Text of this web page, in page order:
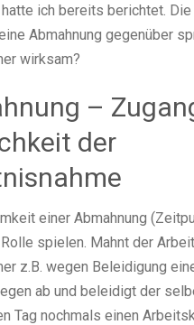
hatte ich bereits berichtet. Die
Abmahnung gegenüber
wirksam?
–
der
einer Abmahnung
spielen. Mahnt der
z.B. wegen Beleidigung
ab und beleidigt der
Tag nochmals einen